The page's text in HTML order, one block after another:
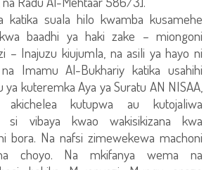
katika suala hilo kwamba kusamehe
baadhi ya haki zake – miongoni
– Inajuzu kiujumla, na asili ya hayo ni
Imamu Al-Bukhariy katika usahihi
ya kuteremka Aya ya Suratu AN NISAA,
kutupwa au kutojaliwa
si vibaya kwao wakisikizana kwa
bora. Na nafsi zimewekewa machoni
choyo. Na mkifanya wema na